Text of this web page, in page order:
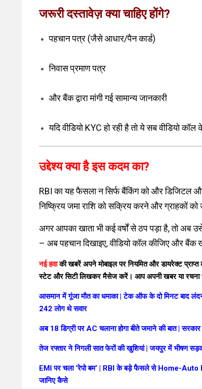
जरूरी दस्तावेज़ क्या चाहिए होंगे?
पहचान पत्र (जैसे आधार/पैन कार्ड)
निवास प्रमाण पत्र
और बैंक द्वारा मांगी गई सामान्य जानकारी
यदि वीडियो KYC हो रही है तो ये सब वीडियो कॉल
उद्देश्य क्या है इस कदम का?
RBI का यह फैसला न सिर्फ बैंकिंग को और डिजिटल और
निष्क्रिय जमा राशि को सक्रिय करने और ग्राहकों
अगर आपका खाता भी कई वर्षों से ठप पड़ा है, तो अब
– अब पहचान दिखाइए, वीडियो कॉल कीजिए और बैंक
नई हवाकी खबरें अपने मोबाइल पर नियमित और डायरेक्ट
स्टेट और सिटी लिखकर मैसेज करें। आप अपनीखबर या
आसमान में गूंजा मौत का धमाका | टेक ऑफ के दो मिनट बाद लंदन
242 लोग थे सवार
अब 18 डिग्री पर AC चलाना होगा बीते जमाने की बात |
तेज रफ्तार ने निगली सात फेरों की खुशियां | जयपुर में भीषण
EMI पर चला ‘रेपो बम’ | RBI के बड़े फैसले से Home-Auto
जानिए कैसे